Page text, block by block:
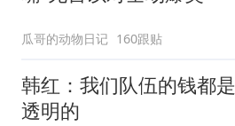
瓜哥的动物日记 160跟贴
韩红：我们队伍的钱都是
透明的